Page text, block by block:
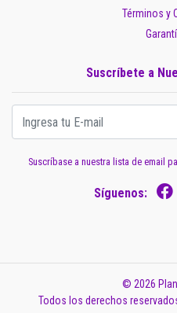
Términos y
Suscríbete a
Suscríbase a nuestra lista de email
Síguenos:
© 2026
Todos los derechos